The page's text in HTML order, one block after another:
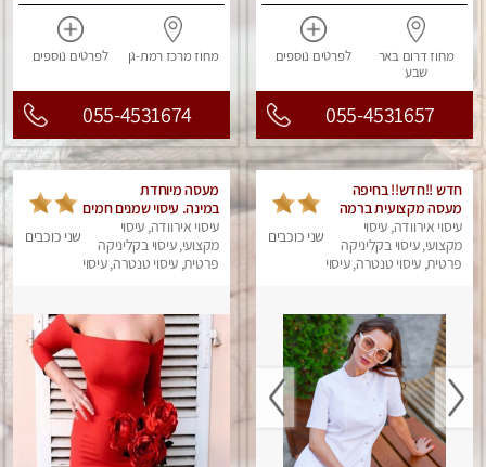
מחוז דרוםבאר
שבע
לפרטים נוספים
055-4531657
מחוז מרכז רמת-גן לפרטים נוספים
055-4531674
חדש !!חדש!! בחיפה
מעסה מקצועית ברמה
גבוה
עיסוי אירוודה, עיסוי
מקצועי, עיסוי בקליניקה
פרטית, עיסוי טנטרה, עיסוי
שני כוכבים
מעסה מיוחדת
במינה. עיסוי שמנים חמים
עיסוי אירוודה, עיסוי
מקצועי, עיסוי בקליניקה
פרטית, עיסוי טנטרה, עיסוי
שני כוכבים